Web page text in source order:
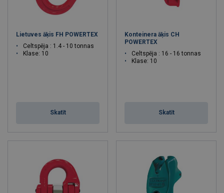
Lietuves āķis FH POWERTEX
Celtspēja : 1.4 - 10 tonnas
Klase: 10
Skatīt
Konteinera āķis CH
POWERTEX
Celtspēja : 16 - 16 tonnas
Klase: 10
Skatīt